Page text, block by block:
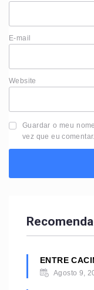
Website
Guardar o meu
vez que eu comentar.
ENTRE
Agosto 9,